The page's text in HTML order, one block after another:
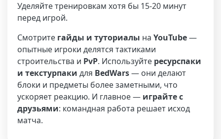
Уделяйте тренировкам хотя бы 15-20 минут
перед игрой.
Смотрите гайды и туториалы на YouTube—
опытные игроки делятся тактиками
строительства и PvP. Используйте ресурспаки
и текстурпаки для BedWars— они делают
блоки и предметы более заметными, что
ускоряет реакцию. И главное — играйте с
друзьями: командная работа решает исход
матча.